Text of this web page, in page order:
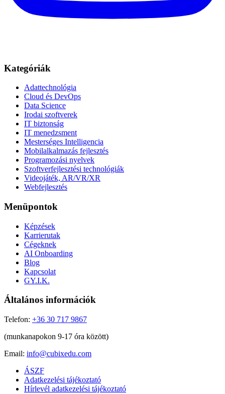
Kategóriák
Adattechnológia
Cloud és DevOps
Data Science
Irodai szoftverek
IT biztonság
IT menedzsment
Mesterséges Intelligencia
Mobilalkalmazás fejlesztés
Programozási nyelvek
Szoftverfejlesztési technológiák
Videojáték, AR/VR/XR
Webfejlesztés
Menüpontok
Képzések
Karrierutak
Cégeknek
AI Onboarding
Blog
Kapcsolat
GY.I.K.
Általános információk
Telefon: +36 30 717 9867
(munkanapokon 9-17 óra között)
Email: info@cubixedu.com
ÁSZF
Adatkezelési tájékoztató
Hírlevél adatkezelési tájékoztató